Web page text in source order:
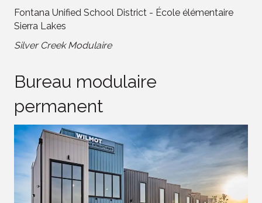
Fontana Unified School District - École élémentaire
Sierra Lakes
Silver Creek Modulaire
Bureau modulaire
permanent